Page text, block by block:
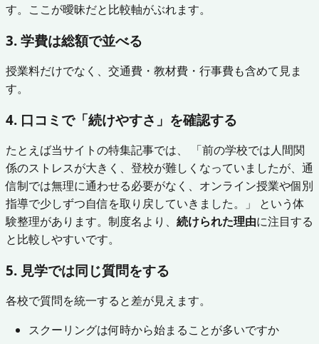
す。ここが曖昧だと比較軸がぶれます。
3. 学費は総額で並べる
授業料だけでなく、交通費・教材費・行事費も含めて見ま
す。
4. 口コミで「続けやすさ」を確認する
たとえば当サイトの特集記事では、 「前の学校では人間関
係のストレスが大きく、登校が難しくなっていましたが、通
信制では無理に通わせる必要がなく、オンライン授業や個別
指導で少しずつ自信を取り戻していきました。」 という体
験整理があります。制度名より、 続けられた理由に注目する
と比較しやすいです。
5. 見学では同じ質問をする
各校で質問を統一すると差が見えます。
スクーリングは何時から始まることが多いですか